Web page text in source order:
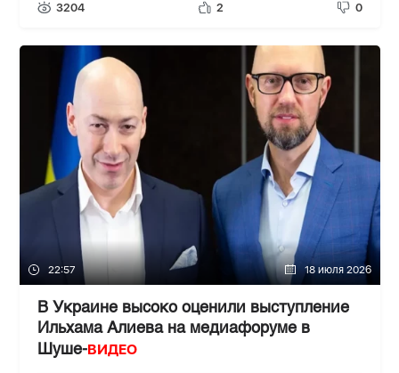
3204 2 0
22:57 18 июля 2026
В Украине высоко оценили выступление
Ильхама Алиева на медиафоруме в
Шуше-ВИДЕО